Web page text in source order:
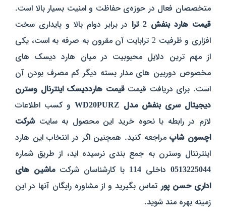
متخصصان فعال در حوزه‌ی حفاظت و امنیت بسیار بالا است.
قیمت هارد بنفش 2 ترا
در برابر دوام بالا و پایداری سخت
افزاری و ظرفیت 2 ترابایت آن مقرون به صرفه به است، یکی
از مهم ترین دلایل محبوبیت در میان هارد دیسک های
مخصوص دوربین های مدار بسته دیگر کم مصرف بودن آن
است. برای دریافت قیمتقیمت هارددیسک اینترنال وسترن
دیجیتال سری بنفش مدل WD20PURZ
و کسب اطلاعات
لازم در رابطه با نحوه خرید این محصول به سایتشرکت
اچسون شاپمراجعه کنید. همچنین اگر در انتخاب این هارد
اینترنتال وسترن به جمع بندی نرسیده اید، از طریق شماره
0513225044 داخلی 114 با کارشناسان شرکتماشین های
اداری حسن پور تماس بگیرید و از مشاوره رایگان آنها در این
زمینه بهره مند شوید.